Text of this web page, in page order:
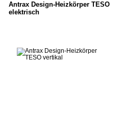
Antrax Design-Heizkörper TESO
elektrisch